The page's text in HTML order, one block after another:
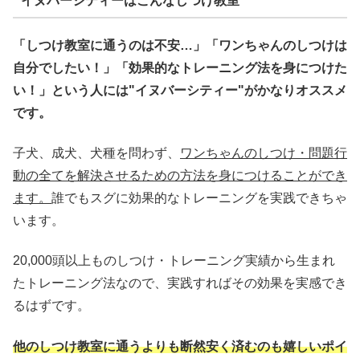
「しつけ教室に通うのは不安…」「ワンちゃんのしつけは
自分でしたい！」「効果的なトレーニング法を身につけた
い！」という人には"イヌバーシティー"がかなりオススメ
です。
子犬、成犬、犬種を問わず、
ワンちゃんのしつけ・問題行
動の全てを解決させるための方法を身につけることができ
ます。 誰でもスグに効果的なトレーニングを実践できちゃ
います。
20,000頭以上ものしつけ・トレーニング実績から生まれ
たトレーニング法なので、実践すればその効果を実感でき
るはずです。
他のしつけ教室に通うよりも断然安く済むのも嬉しいポイ